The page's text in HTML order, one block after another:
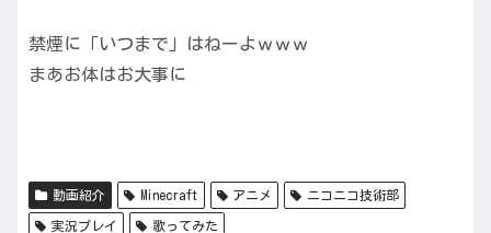
禁煙に「いつまで」はねーよｗｗｗ
まあお体はお大事に
動画紹介 Minecraft アニメ ニコニコ技術部
実況プレイ 歌ってみた